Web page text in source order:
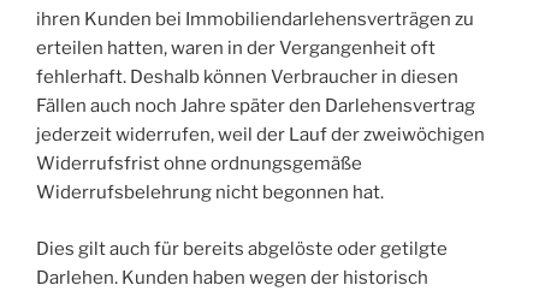
ihren Kunden bei Immobiliendarlehensverträgen zu
erteilen hatten, waren in der Vergangenheit oft
fehlerhaft. Deshalb können Verbraucher in diesen
Fällen auch noch Jahre später den Darlehensvertrag
jederzeit widerrufen, weil der Lauf der zweiwöchigen
Widerrufsfrist ohne ordnungsgemäße
Widerrufsbelehrung nicht begonnen hat.
Dies gilt auch für bereits abgelöste oder getilgte
Darlehen. Kunden haben wegen der historisch